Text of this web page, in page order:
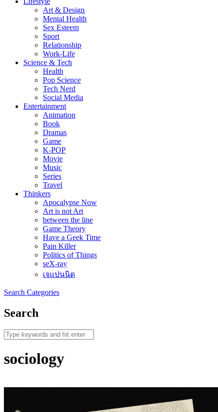
Art & Design
Mental Health
Sex Esteem
Sport
Relationship
Work-Life
Science & Tech
Health
Pop Science
Tech Nerd
Social Media
Entertainment
Animation
Book
Dramas
Game
K-POP
Movie
Music
Series
Travel
Thinkers
Apocalypse Now
Art is not Art
between the line
Game Theory
Have a Geek Time
Pain Killer
Politics of Things
seX-ray
เจแปนนิด
Search Categories
Search
sociology